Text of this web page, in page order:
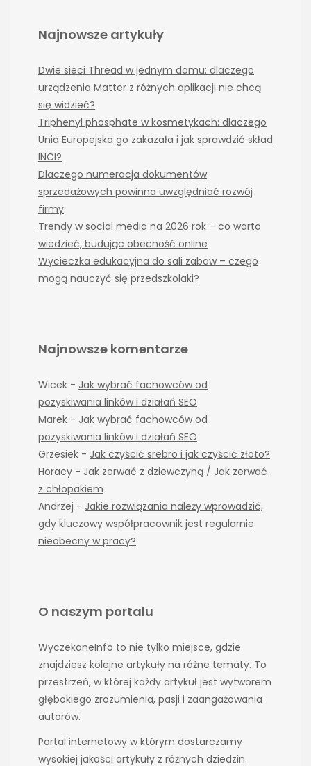
Najnowsze artykuły
Dwie sieci Thread w jednym domu: dlaczego
urządzenia Matter z różnych aplikacji nie chcą
się widzieć?
Triphenyl phosphate w kosmetykach: dlaczego
Unia Europejska go zakazała i jak sprawdzić skład
INCI?
Dlaczego numeracja dokumentów
sprzedażowych powinna uwzględniać rozwój
firmy
Trendy w social media na 2026 rok – co warto
wiedzieć, budując obecność online
Wycieczka edukacyjna do sali zabaw – czego
mogą nauczyć się przedszkolaki?
Najnowsze komentarze
Wicek - Jak wybrać fachowców od
pozyskiwania linków i działań SEO
Marek - Jak wybrać fachowców od
pozyskiwania linków i działań SEO
Grzesiek - Jak czyścić srebro i jak czyścić złoto?
Horacy - Jak zerwać z dziewczyną / Jak zerwać
z chłopakiem
Andrzej - Jakie rozwiązania należy wprowadzić,
gdy kluczowy współpracownik jest regularnie
nieobecny w pracy?
O naszym portalu
WyczekaneInfo to nie tylko miejsce, gdzie
znajdziesz kolejne artykuły na różne tematy. To
przestrzeń, w której każdy artykuł jest wytworem
głębokiego zrozumienia, pasji i zaangażowania
autorów.
Portal internetowy w którym dostarczamy
wysokiej jakości artykuły z różnych dziedzin.